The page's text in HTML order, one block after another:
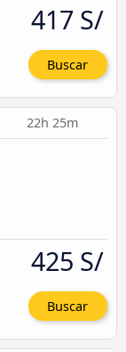
417 S/
Buscar
22h 25m
425 S/
Buscar